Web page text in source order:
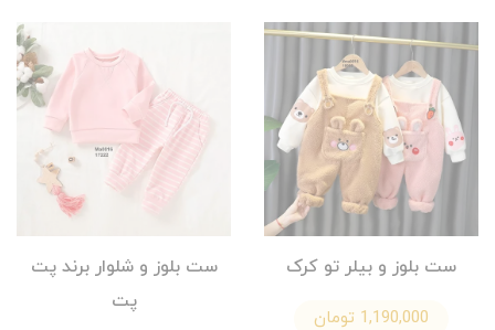
ست بلوز و بيلر تو کرک
1,190,000 تومان
ست بلوز و شلوار برند پت
پت